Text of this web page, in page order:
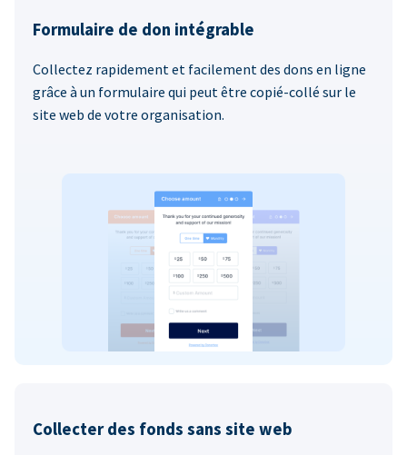
Formulaire de don intégrable
Collectez rapidement et facilement des dons en ligne
grâce à un formulaire qui peut être copié-collé sur le
site web de votre organisation.
Collecter des fonds sans site web